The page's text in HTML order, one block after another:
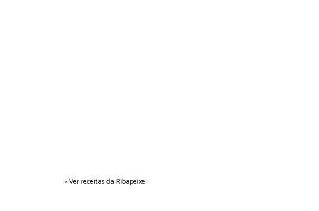
« Ver receitas da Ribapeixe